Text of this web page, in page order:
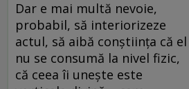
Dar e mai multă nevoie,
probabil, să interiorizeze
actul, să aibă conştiinţa că el
nu se consumă la nivel fizic,
că ceea îi uneşte este